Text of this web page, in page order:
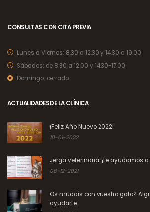
CONSULTAS CON CITA PREVIA
Lunes a Viernes: 8.30 a 12.30 y 14.30 a 19.00
Sábados: de 8.30 a 12.00 y 14.30-17.00
Domingo: cerrado
ACTUALIDADES DE LA CLÍNICA
¡Feliz Año Nuevo 2022!
10-01-2022
Jerga veterinaria: ¡te ayudamos
08-12-2021
Os mudais con vuestro gato?
ayudarte.